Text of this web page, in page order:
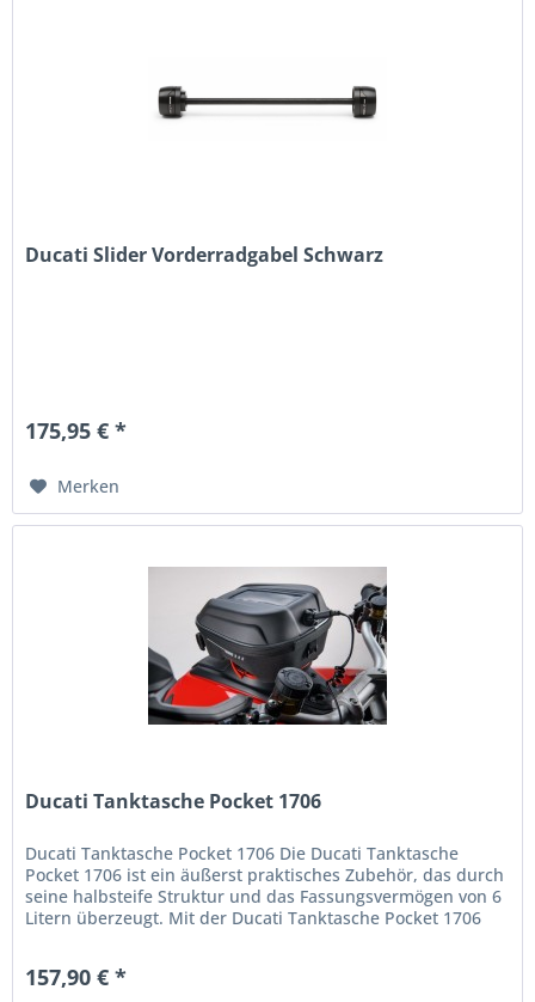
Ducati Slider Vorderradgabel Schwarz
175,95 € *
Merken
Ducati Tanktasche Pocket 1706
Ducati Tanktasche Pocket 1706 Die Ducati Tanktasche
Pocket 1706 ist ein äußerst praktisches Zubehör, das durch
seine halbsteife Struktur und das Fassungsvermögen von 6
Litern überzeugt. Mit der Ducati Tanktasche Pocket 1706
157,90 € *